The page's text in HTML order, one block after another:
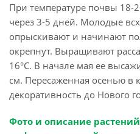
При температуре почвы 18-
через 3-5 дней. Молодые
опрыскивают и начинают
окрепнут. Выращивают
16°С. В начале мая ее
см. Пересаженная осенью в
декоративность до Нового
Фото и описание